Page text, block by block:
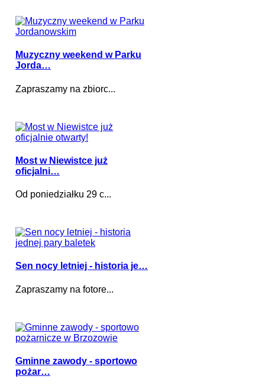
Muzyczny weekend w Parku
Jorda…
Zapraszamy na zbiorc...
Most w Niewistce już
oficjalni…
Od poniedziałku 29 c...
Sen nocy letniej - historia je…
Zapraszamy na fotore...
Gminne zawody - sportowo
pożar…